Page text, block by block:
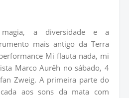
a diversidade e a
mais antigo da Terra
Mi flauta nada, mi
Marco Aurêh no sábado, 4
Zweig. A primeira parte do
aos sons da mata com